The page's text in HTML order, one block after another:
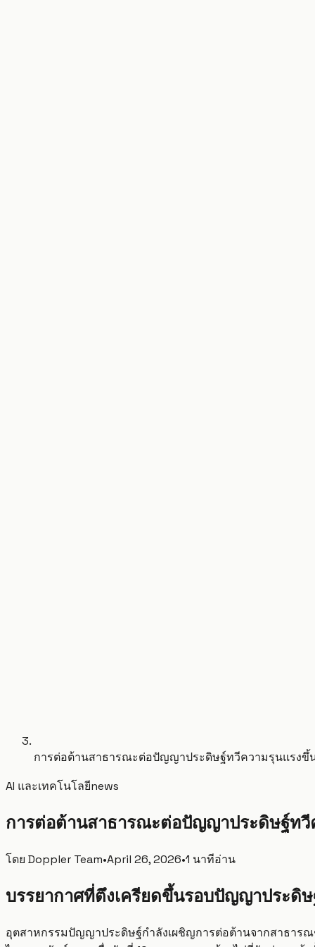
การต่อต้านสาธารณะต่อปัญญาประดิษฐ์ทวีความรุนแรง
AI และเทคโนโลยีnews
การต่อต้านสาธารณะต่อปัญญาประดิษฐ์ท
โดย Doppler Team•April 26, 2026•1 นาทีอ่าน
บรรยากาศที่ตึงเครียดขึ้นรอบปัญญาประดิ
อุตสาหกรรมปัญญาประดิษฐ์กำลังเผชิญการต่อต้านจากสาธารณ